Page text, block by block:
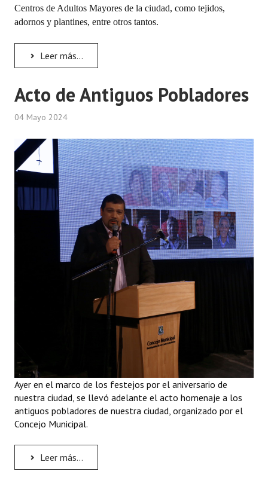
Antiguos Pobladores
Noticias Destacadas
Registros y Distinciones
Datos Históricos
Premio al Mérito - Registro
Audiencias Públicas - Registro
Mujeres que Dejaron Huellas - Registro
Periodistas Decanos - Registro
Ciudadano Ilustre - Registro
Banca del Vecino - Registro
Huéspedes de Honor - Registro
Antiguos Pobladores - Registro
Reconocimientos - Registro
Bariloche, Municipio intercultural
Entrega de distinciones
REFORMA DE LA CARTA ORGÁNICA
Centros de Adultos Mayores de la ciudad, como tejidos,
adornos y plantines, entre otros tantos.
Leer más...
Acto de Antiguos Pobladores
04 Mayo 2024
Ayer en el marco de los festejos por el aniversario de
nuestra ciudad, se llevó adelante el acto homenaje a los
antiguos pobladores de nuestra ciudad, organizado por el
Concejo Municipal.
Leer más...